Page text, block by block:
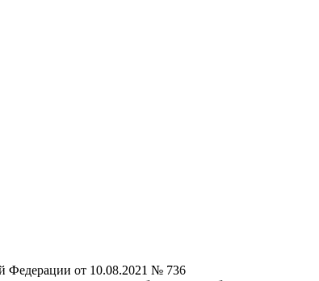
Федерации от 10.08.2021 № 736